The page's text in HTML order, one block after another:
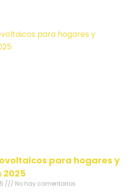
para hogares y
2025
No hay comentarios